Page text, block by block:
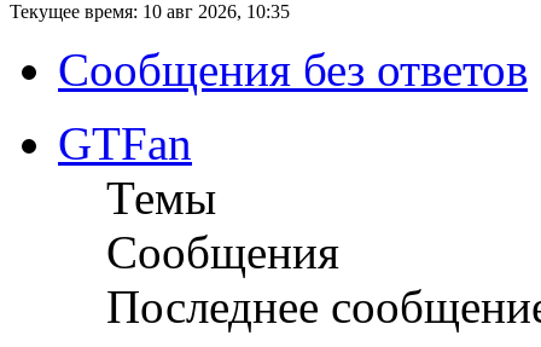
Текущее время: 10 авг 2026, 10:35
Сообщения без ответов
GTFan
Темы
Сообщения
Последнее